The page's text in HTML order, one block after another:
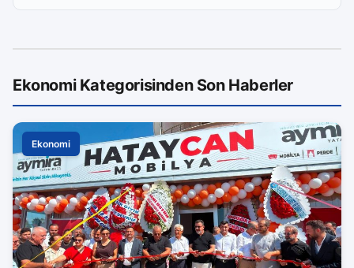
Ekonomi Kategorisinden Son Haberler
Ekonomi